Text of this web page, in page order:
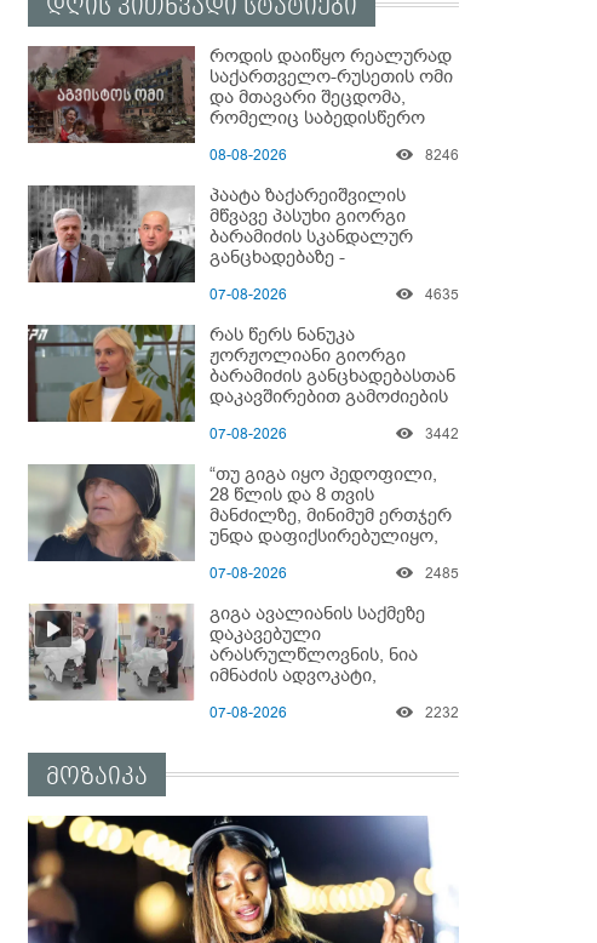
დღის კითხვადი სტატიები
როდის დაიწყო რეალურად
საქართველო-რუსეთის ომი
და მთავარი შეცდომა,
რომელიც საბედისწერო
08-08-2026 8246
პაატა ზაქარეიშვილის
მწვავე პასუხი გიორგი
ბარამიძის სკანდალურ
განცხადებაზე -
ვიცი... კამანში მოკლული
გადმოვასვენე... ბარამიძე
კი ტყუის"
07-08-2026 4635
რას წერს ნანუკა
ჟორჟოლიანი გიორგი
ბარამიძის განცხადებასთან
დაკავშირებით გამოძიების
07-08-2026 3442
“თუ გიგა იყო პედოფილი,
28 წლის და 8 თვის
მანძილზე, მინიმუმ ერთჯერ
უნდა დაფიქსირებულიყო,
ამზადებდა მოსწავლეებს! -
ვისაც გიგა სექსუალურად
ავიწროებდა” - ეკა კუპატაძე
07-08-2026 2485
გიგა ავალიანის საქმეზე
დაკავებული
არასრულწლოვნის, ნია
იმნაძის ადვოკატი,
გადაღებულ კადრებს
07-08-2026 2232
მოზაიკა